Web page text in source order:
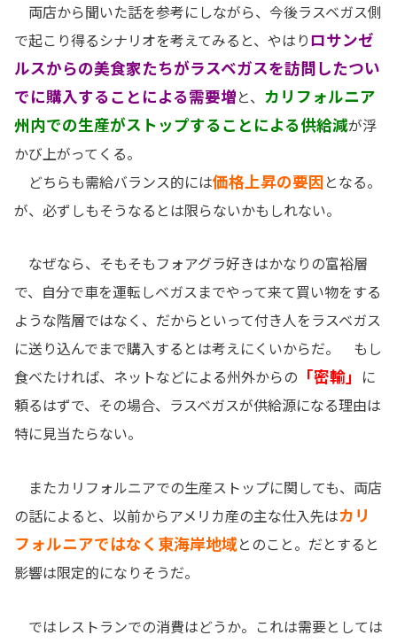
両店から聞いた話を参考にしながら、今後ラスベガス側
で起こり得るシナリオを考えてみると、やはり ロサンゼ
ルスからの美食家たちがラスベガスを訪問したつい
でに購入することによる需要増 と、 カリフォルニア
州内での生産がストップすることによる供給減が浮
かび上がってくる。
どちらも需給バランス的には価格上昇の要因 となる。
が、必ずしもそうなるとは限らないかもしれない。
なぜなら、そもそもフォアグラ好きはかなりの富裕層
で、自分で車を運転しベガスまでやって来て買い物をする
ような階層ではなく、だからといって付き人をラスベガス
に送り込んでまで購入するとは考えにくいからだ。 もし
食べたければ、ネットなどによる州外からの
「密輸」
に
頼るはずで、その場合、ラスベガスが供給源になる理由は
特に見当たらない。
またカリフォルニアでの生産ストップに関しても、両店
の話によると、以前からアメリカ産の主な仕入先はカリ
フォルニアではなく東海岸地域 とのこと。だとすると
影響は限定的になりそうだ。
ではレストランでの消費はどうか。これは需要としては